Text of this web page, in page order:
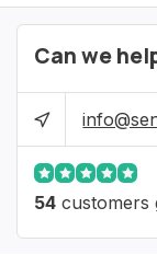
Can we
54 customers